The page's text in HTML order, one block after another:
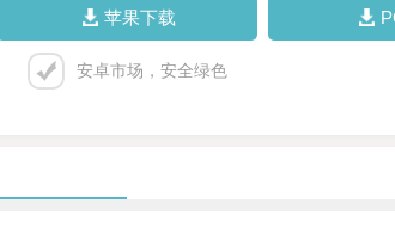
苹果下载
安卓市场，安全绿色